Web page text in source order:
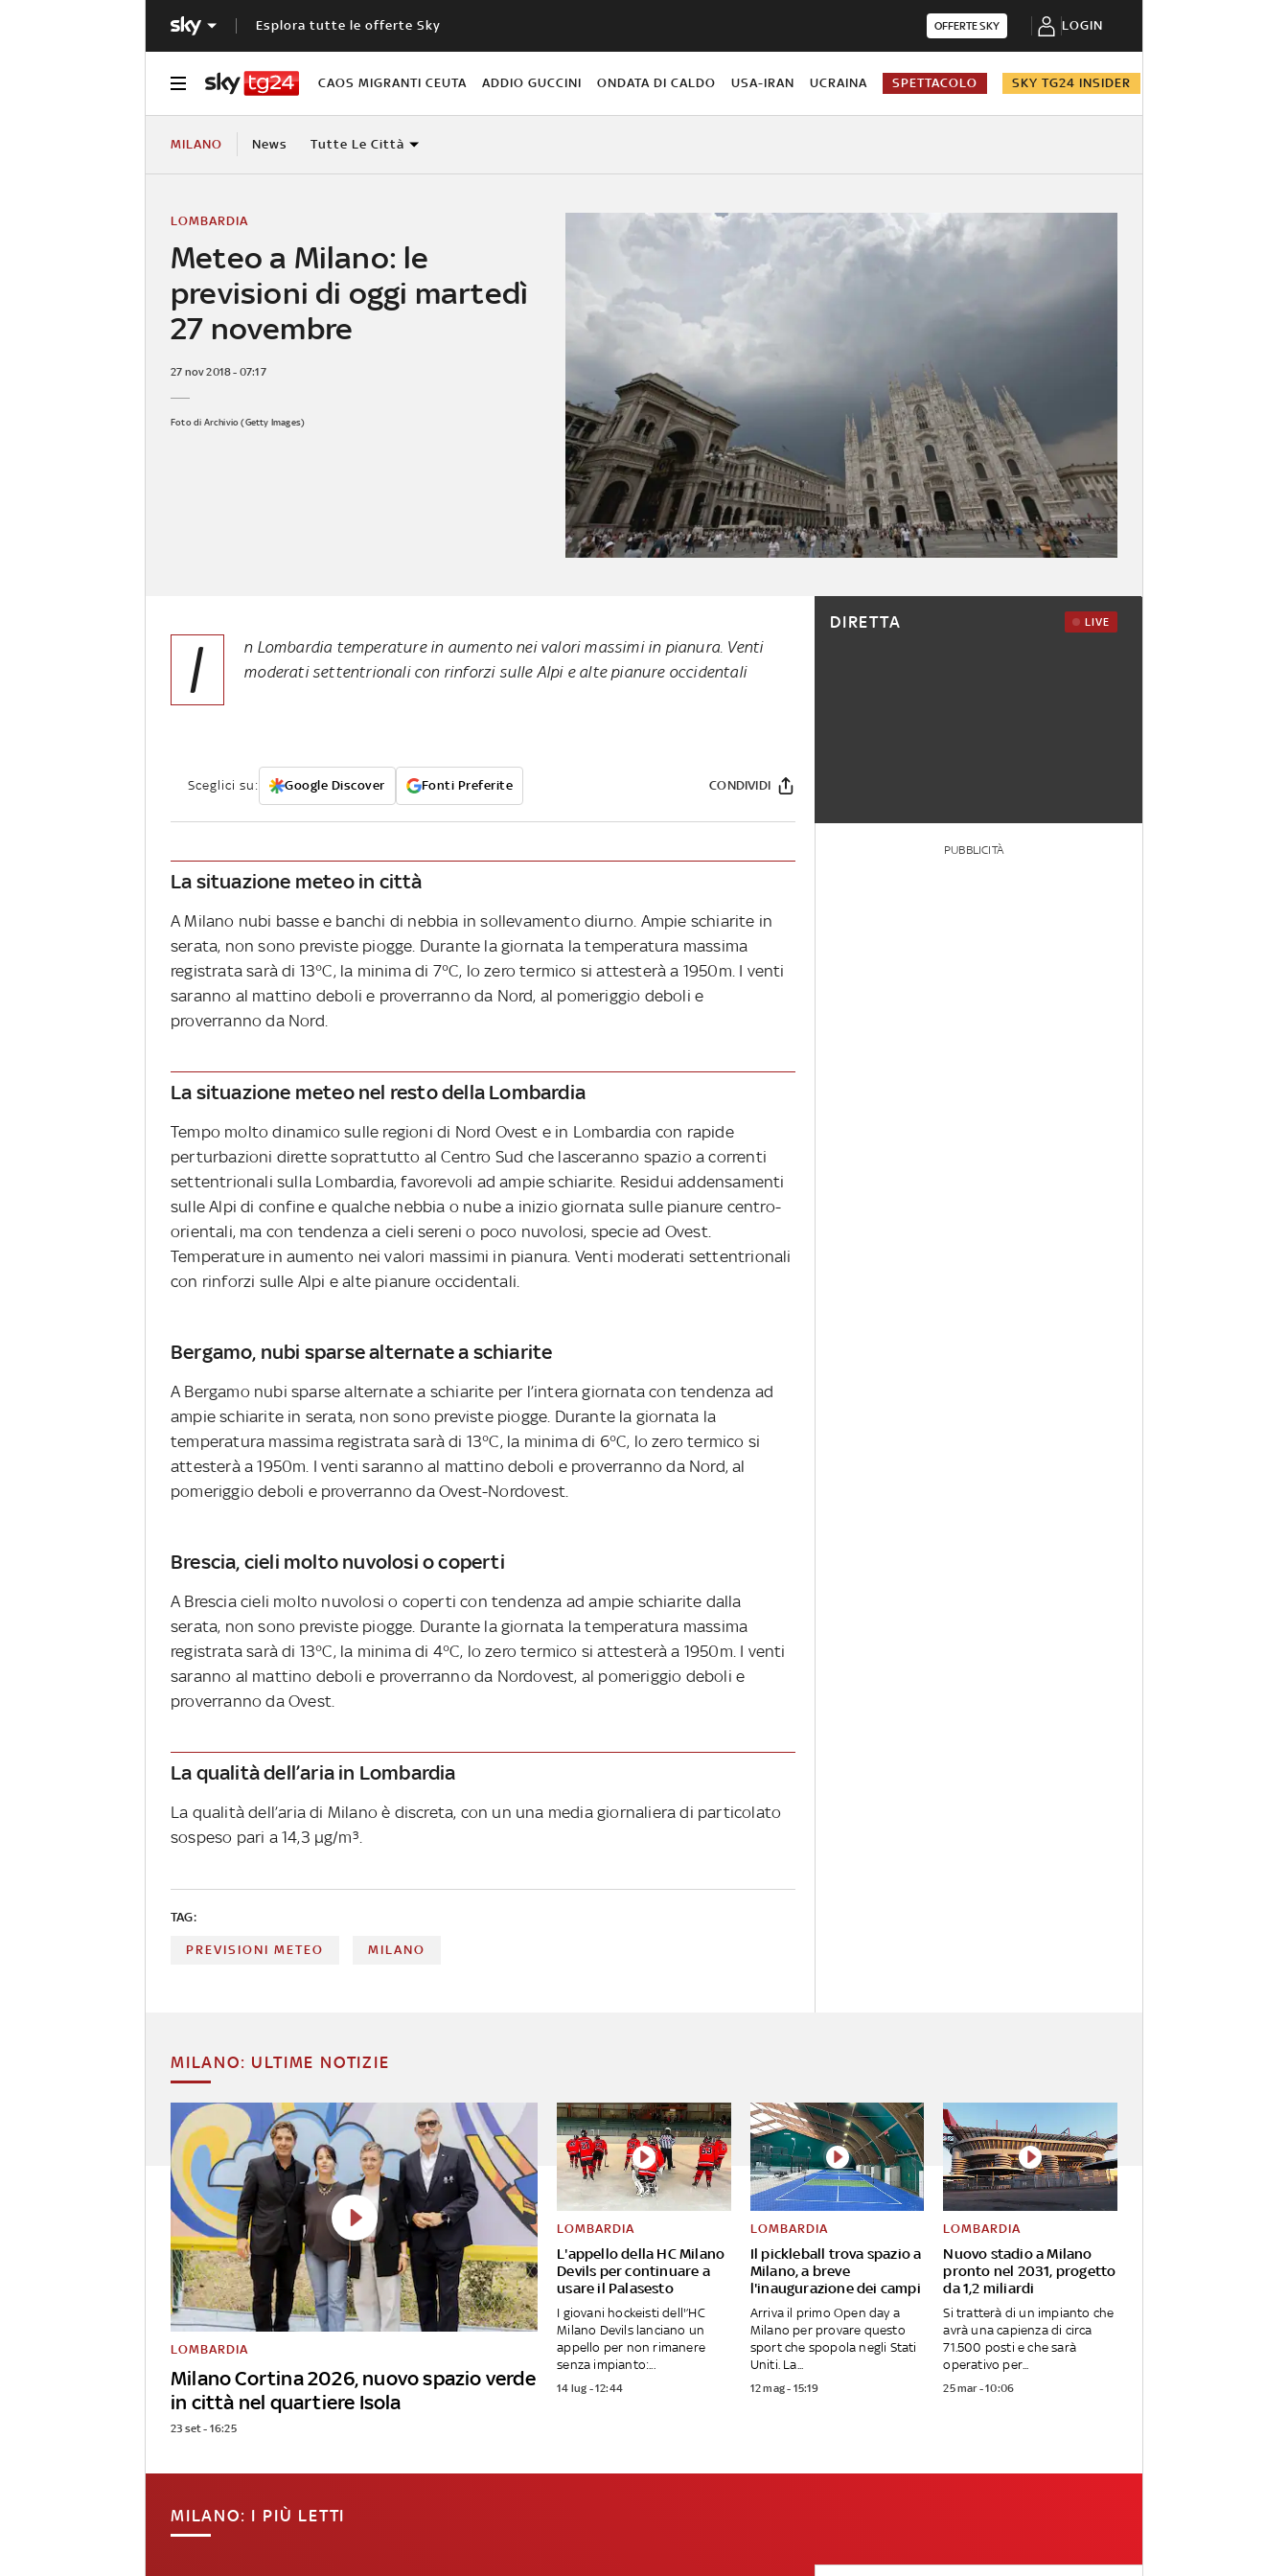
Esplora tutte le offerte Sky OFFERTE SKY LOGIN
CAOS MIGRANTI CEUTA ADDIO GUCCINI ONDATA DI CALDO USA-IRAN UCRAINA SPETTACOLO SKY TG24 INSIDER
MILANO News Tutte Le Città
Meteo a Milano: le
previsioni di oggi martedì
27 novembre
LOMBARDIA
27 nov 2018 - 07:17
Foto di Archivio (Getty Images)
I
n Lombardia temperature in aumento nei valori massimi in pianura. Venti
moderati settentrionali con rinforzi sulle Alpi e alte pianure occidentali
Sceglici su: Google Discover Fonti Preferite CONDIVIDI
La situazione meteo in città
A Milano nubi basse e banchi di nebbia in sollevamento diurno. Ampie schiarite in
serata, non sono previste piogge. Durante la giornata la temperatura massima
registrata sarà di 13°C, la minima di 7°C, lo zero termico si attesterà a 1950m. I venti
saranno al mattino deboli e proverranno da Nord, al pomeriggio deboli e
proverranno da Nord.
La situazione meteo nel resto della Lombardia
Tempo molto dinamico sulle regioni di Nord Ovest e in Lombardia con rapide
perturbazioni dirette soprattutto al Centro Sud che lasceranno spazio a correnti
settentrionali sulla Lombardia, favorevoli ad ampie schiarite. Residui addensamenti
sulle Alpi di confine e qualche nebbia o nube a inizio giornata sulle pianure centro-
orientali, ma con tendenza a cieli sereni o poco nuvolosi, specie ad Ovest.
Temperature in aumento nei valori massimi in pianura. Venti moderati settentrionali
con rinforzi sulle Alpi e alte pianure occidentali.
Bergamo, nubi sparse alternate a schiarite
A Bergamo nubi sparse alternate a schiarite per l’intera giornata con tendenza ad
ampie schiarite in serata, non sono previste piogge. Durante la giornata la
temperatura massima registrata sarà di 13°C, la minima di 6°C, lo zero termico si
attesterà a 1950m. I venti saranno al mattino deboli e proverranno da Nord, al
pomeriggio deboli e proverranno da Ovest-Nordovest.
Brescia, cieli molto nuvolosi o coperti
A Brescia cieli molto nuvolosi o coperti con tendenza ad ampie schiarite dalla
serata, non sono previste piogge. Durante la giornata la temperatura massima
registrata sarà di 13°C, la minima di 4°C, lo zero termico si attesterà a 1950m. I venti
saranno al mattino deboli e proverranno da Nordovest, al pomeriggio deboli e
proverranno da Ovest.
La qualità dell’aria in Lombardia
La qualità dell’aria di Milano è discreta, con un una media giornaliera di particolato
sospeso pari a 14,3 µg/m³.
TAG:
PREVISIONI METEO MILANO
DIRETTA LIVE
PUBBLICITÀ
MILANO: ULTIME NOTIZIE
Milano Cortina 2026, nuovo spazio verde
in città nel quartiere Isola
LOMBARDIA
23 set - 16:25
L'appello della HC Milano
Devils per continuare a
usare il Palasesto
LOMBARDIA
I giovani hockeisti dell'’HC
Milano Devils lanciano un
appello per non rimanere
senza impianto:...
14 lug - 12:44
Il pickleball trova spazio a
Milano, a breve
l'inaugurazione dei campi
LOMBARDIA
Arriva il primo Open day a
Milano per provare questo
sport che spopola negli Stati
Uniti. La...
12 mag - 15:19
Nuovo stadio a Milano
pronto nel 2031, progetto
da 1,2 miliardi
LOMBARDIA
Si tratterà di un impianto che
avrà una capienza di circa
71.500 posti e che sarà
operativo per...
25 mar - 10:06
MILANO: I PIÙ LETTI